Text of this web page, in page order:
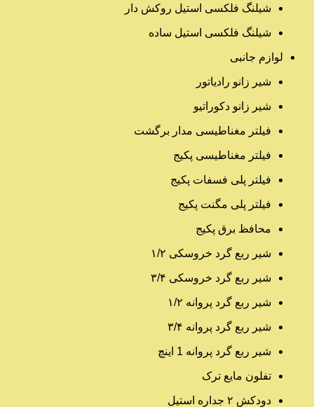
شیلنگ فلکسی استیل روکش دار
شیلنگ فلکسی استیل ساده
لوازم جانبی
شیر زانو رادیاتور
شیر زانو دکوراتیو
فیلتر مغناطیسی مدار برگشت
فیلتر مغناطیسی پکیج
فیلتر پلی فسفات پکیج
فیلتر پلی مگنت پکیج
محافظ برق پکیج
شیر ربع گرد خروسکی ۱/۲
شیر ربع گرد خروسکی ۳/۴
شیر ربع گرد پروانه ۱/۲
شیر ربع گرد پروانه ۳/۴
شیر ربع گرد پروانه 1 اینچ
تفلون مایع ترک
دودکش ۲ جداره استیل